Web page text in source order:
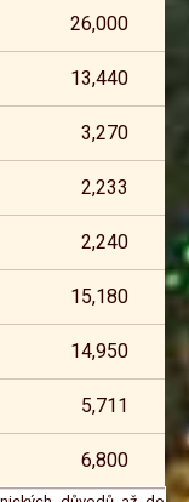
26,000
13,440
3,270
2,233
2,240
15,180
14,950
5,711
6,800